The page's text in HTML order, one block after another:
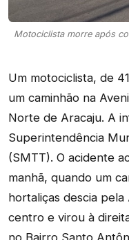
Motociclista morre após
Um motociclista, de
um caminhão na
Norte de Aracaju. A
Superintendência
(SMTT). O acidente
manhã, quando um
hortaliças descia
centro e virou à
no Bairro Santo